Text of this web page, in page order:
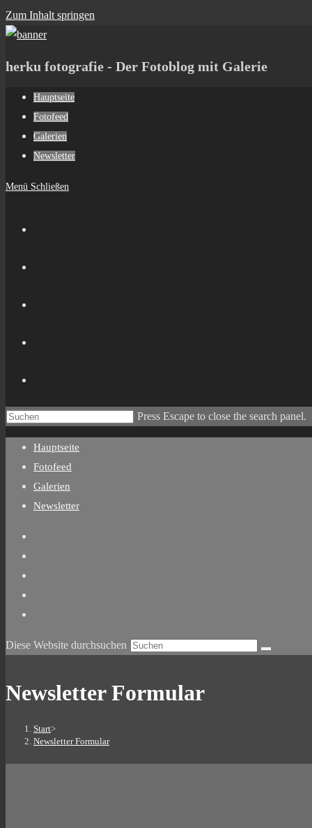
Zum Inhalt springen
herku fotografie - Der Fotoblog mit Galerie
Hauptseite
Fotofeed
Galerien
Newsletter
Menü Schließen
Press Escape to close the search panel.
Hauptseite
Fotofeed
Galerien
Newsletter
Diese Website durchsuchen
Newsletter Formular
Start>
Newsletter Formular